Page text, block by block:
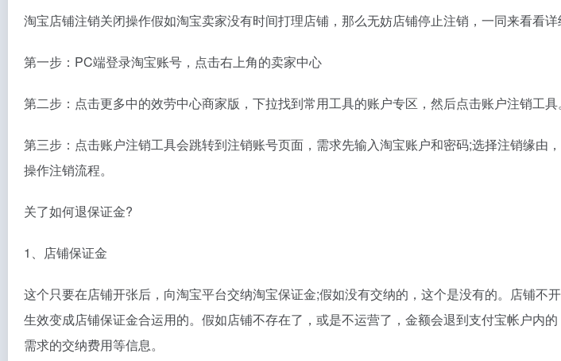
淘宝店铺注销关闭操作假如淘宝卖家没有时间打理店铺，那么无妨店铺停止注销，一同来看看详
第一步：PC端登录淘宝账号，点击右上角的卖家中心
第二步：点击更多中的效劳中心商家版，下拉找到常用工具的账户专区，然后点击账户注销工具。
第三步：点击账户注销工具会跳转到注销账号页面，需求先输入淘宝账户和密码;选择注销缘
操作注销流程。
关了如何退保证金?
1、店铺保证金
这个只要在店铺开张后，向淘宝平台交纳淘宝保证金;假如没有交纳的，这个是没有的。店铺
生效变成店铺保证金合运用的。假如店铺不存在了，或是不运营了，金额会退到支付宝帐户内
需求的交纳费用等信息。